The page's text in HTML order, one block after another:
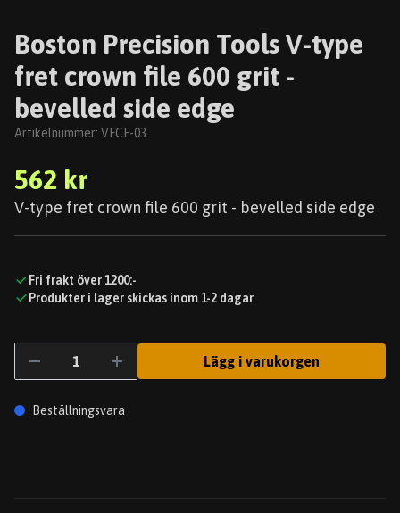
Boston Precision Tools V-type
fret crown file 600 grit -
bevelled side edge
Artikelnummer: VFCF-03
562 kr
V-type fret crown file 600 grit - bevelled side edge
Fri frakt över 1200:-
Produkter i lager skickas inom 1-2 dagar
Lägg i varukorgen
Beställningsvara